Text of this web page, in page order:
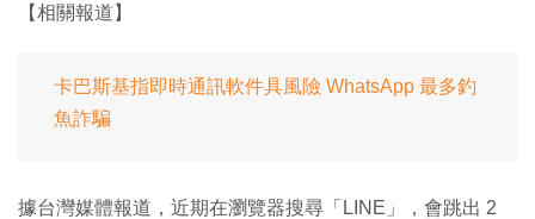
【相關報道】
卡巴斯基指即時通訊軟件具風險 WhatsApp 最多釣
魚詐騙
據台灣媒體報道，近期在瀏覽器搜尋「LINE」，會跳出 2